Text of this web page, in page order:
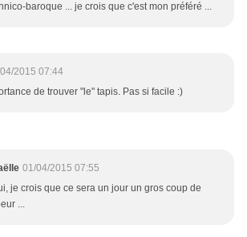
baroque ... je crois que c'est mon préféré ...
2015 07:44
de trouver "le" tapis. Pas si facile :)
01/04/2015 07:55
je crois que ce sera un jour un gros coup de
...